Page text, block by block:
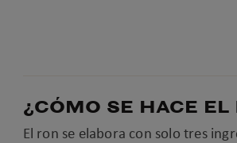
¿CÓMO SE HACE EL
El ron se elabora con solo tres